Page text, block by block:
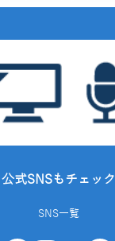
公式SNSもチェック
SNS一覧